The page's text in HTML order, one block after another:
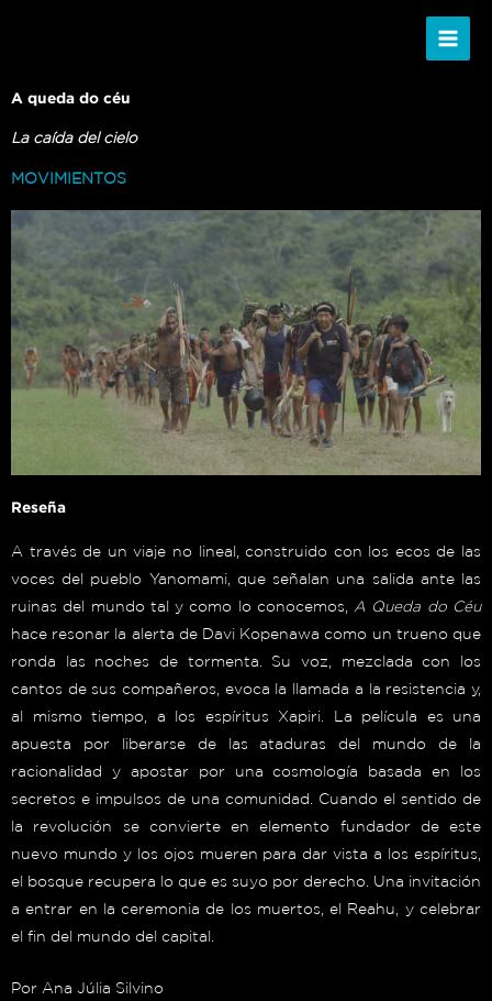
A queda do céu
La caída del cielo
MOVIMIENTOS
Reseña
A través de un viaje no lineal, construido con los ecos de las
voces del pueblo Yanomami, que señalan una salida ante las
ruinas del mundo tal y como lo conocemos, A Queda do Céu
hace resonar la alerta de Davi Kopenawa como un trueno que
ronda las noches de tormenta. Su voz, mezclada con los
cantos de sus compañeros, evoca la llamada a la resistencia y,
al mismo tiempo, a los espíritus Xapiri. La película es una
apuesta por liberarse de las ataduras del mundo de la
racionalidad y apostar por una cosmología basada en los
secretos e impulsos de una comunidad. Cuando el sentido de
la revolución se convierte en elemento fundador de este
nuevo mundo y los ojos mueren para dar vista a los espíritus,
el bosque recupera lo que es suyo por derecho. Una invitación
a entrar en la ceremonia de los muertos, el Reahu, y celebrar
el fin del mundo del capital.
Por Ana Júlia Silvino